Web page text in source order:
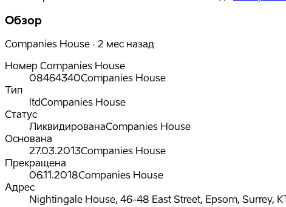
Обзор
Companies House · 2 мес назад
Номер Companies House
08464340Companies House
Тип
ltdCompanies House
Статус
ЛиквидированаCompanies House
Основана
27.03.2013Companies House
Прекращена
06.11.2018Companies House
Адрес
Nightingale House, 46-48 East Street, Epsom, Surrey,